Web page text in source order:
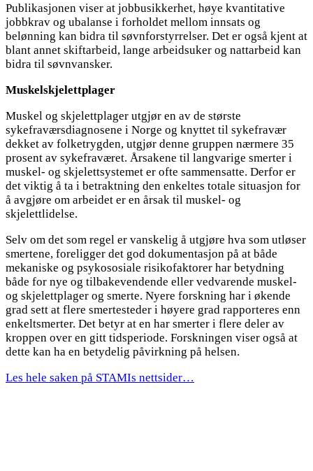
Publikasjonen viser at jobbusikkerhet, høye kvantitative
jobbkrav og ubalanse i forholdet mellom innsats og
belønning kan bidra til søvnforstyrrelser. Det er også kjent at
blant annet skiftarbeid, lange arbeidsuker og nattarbeid kan
bidra til søvnvansker.
Muskelskjelettplager
Muskel og skjelettplager utgjør en av de største
sykefraværsdiagnosene i Norge og knyttet til sykefravær
dekket av folketrygden, utgjør denne gruppen nærmere 35
prosent av sykefraværet. Årsakene til langvarige smerter i
muskel- og skjelettsystemet er ofte sammensatte. Derfor er
det viktig å ta i betraktning den enkeltes totale situasjon for
å avgjøre om arbeidet er en årsak til muskel- og
skjelettlidelse.
Selv om det som regel er vanskelig å utgjøre hva som utløser
smertene, foreligger det god dokumentasjon på at både
mekaniske og psykososiale risikofaktorer har betydning
både for nye og tilbakevendende eller vedvarende muskel-
og skjelettplager og smerte. Nyere forskning har i økende
grad sett at flere smertesteder i høyere grad rapporteres enn
enkeltsmerter. Det betyr at en har smerter i flere deler av
kroppen over en gitt tidsperiode. Forskningen viser også at
dette kan ha en betydelig påvirkning på helsen.
Les hele saken på STAMIs nettsider…